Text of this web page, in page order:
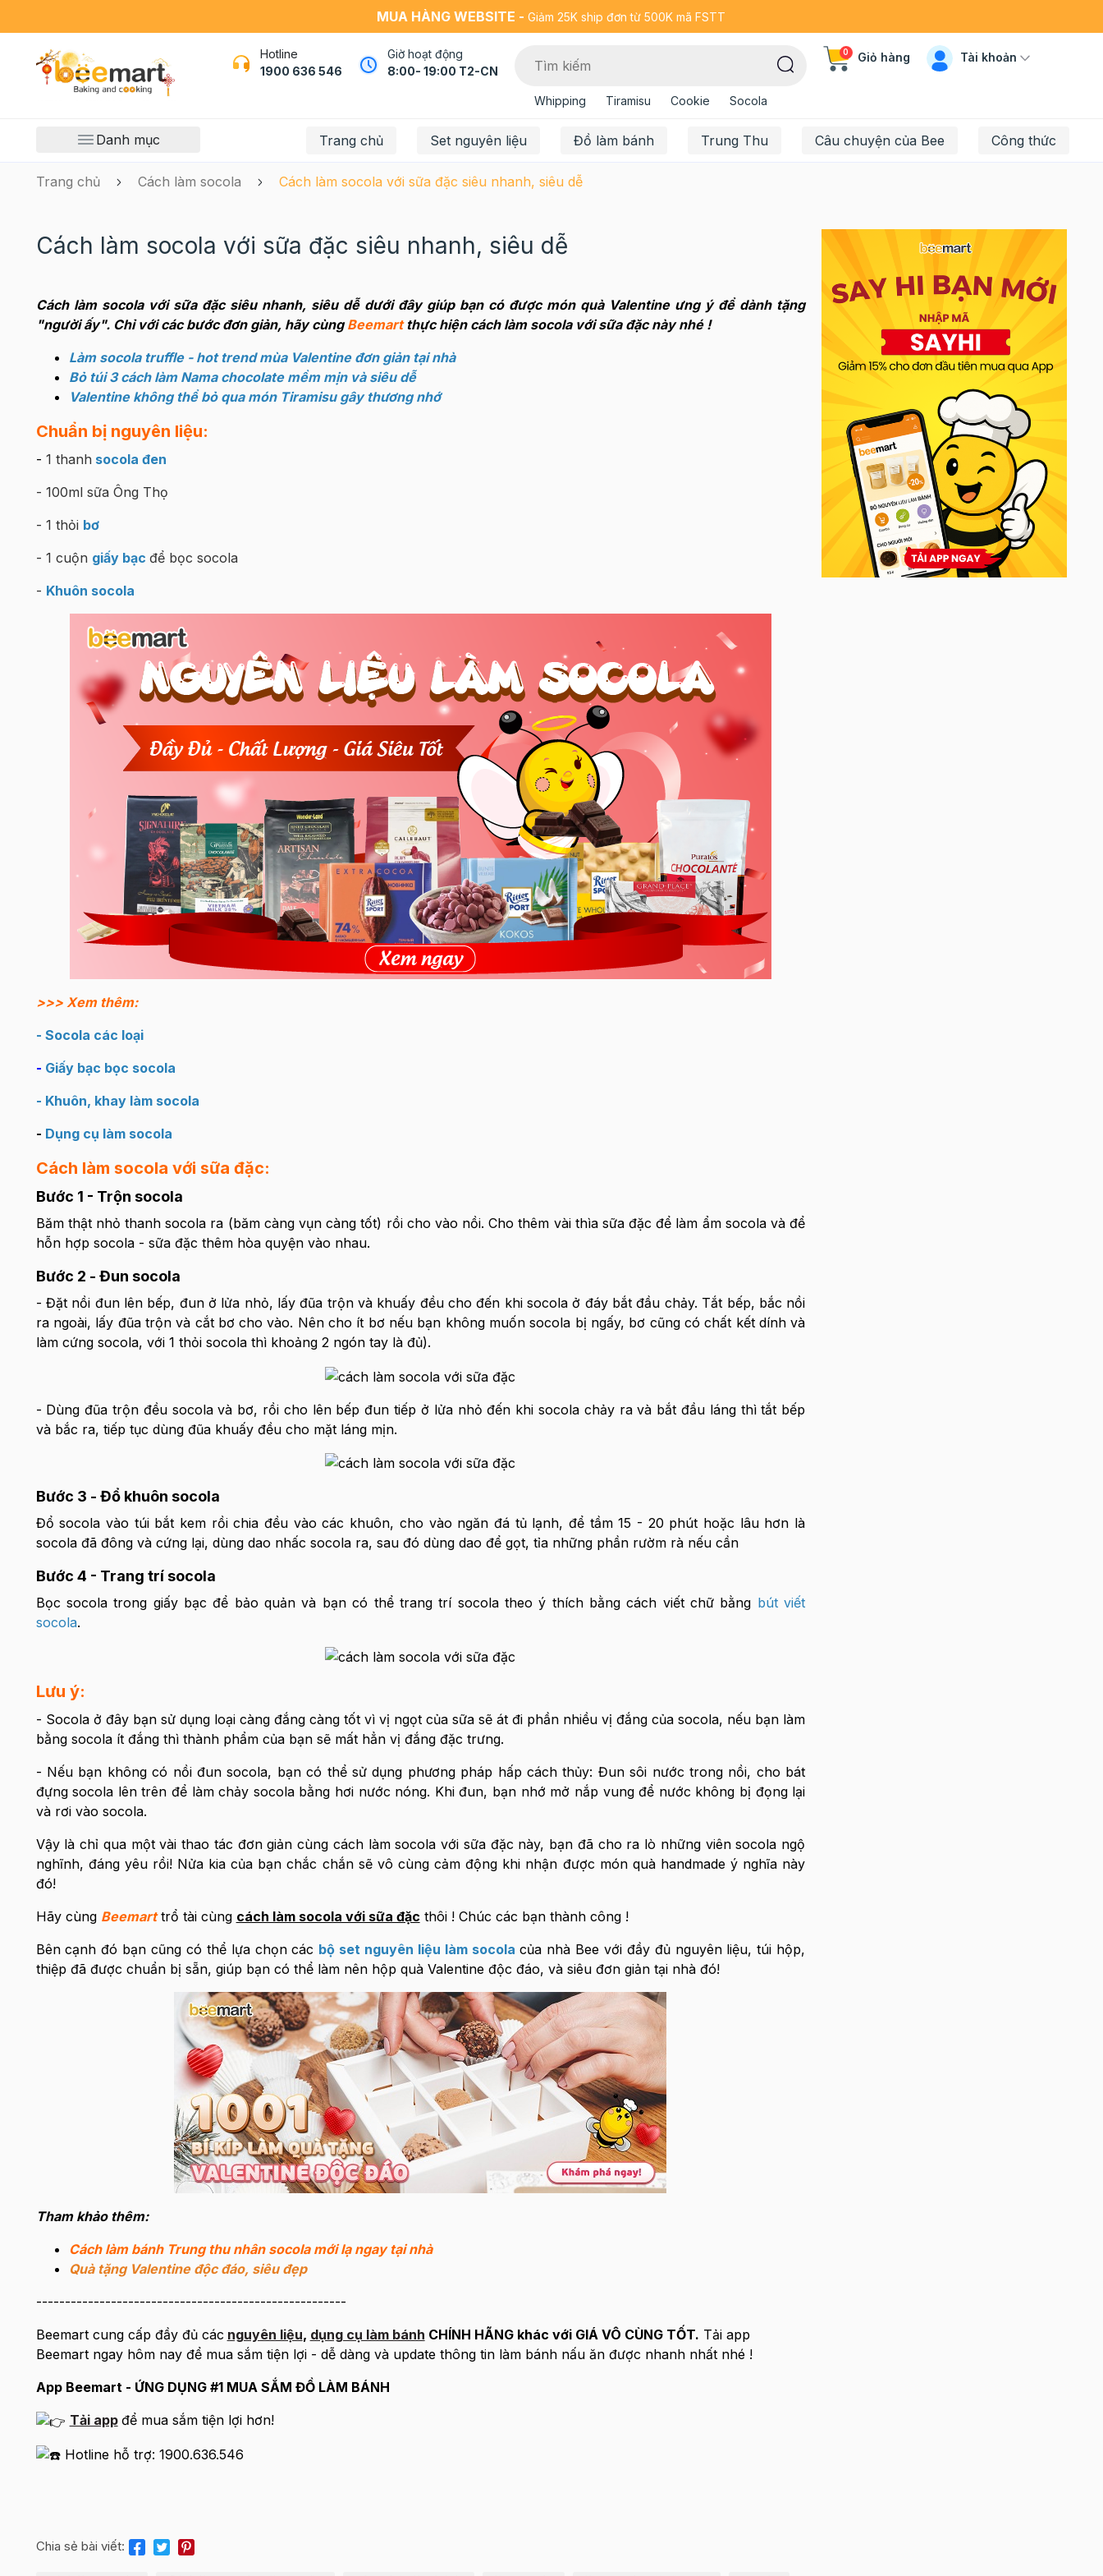
MUA HÀNG WEBSITE - Giảm 25K ship đơn từ 500K mã FSTT
Hotline
1900 636 546
Giờ hoạt động
8:00- 19:00 T2-CN
Whipping Tiramisu Cookie Socola
0 Giỏ hàng Tài khoản
Danh mục Trang chủ Set nguyên liệu Đồ làm bánh Trung Thu Câu chuyện của Bee Công thức
Trang chủ Cách làm socola Cách làm socola với sữa đặc siêu nhanh, siêu dễ
Cách làm socola với sữa đặc siêu nhanh, siêu dễ
Cách làm socola với sữa đặc siêu nhanh, siêu dễ dưới đây giúp bạn có được món quà Valentine ưng ý để dành tặng
"người ấy". Chỉ với các bước đơn giản, hãy cùngBeemartthực hiện cách làm socola với sữa đặc này nhé !
Làm socola truffle - hot trend mùa Valentine đơn giản tại nhà
Bỏ túi 3 cách làm Nama chocolate mềm mịn và siêu dễ
Valentine không thể bỏ qua món Tiramisu gây thương nhớ
Chuẩn bị nguyên liệu:
- 1 thanh socola đen
- 100ml sữa Ông Thọ
- 1 thỏi bơ
- 1 cuộn giấy bạc để bọc socola
- Khuôn socola
>>> Xem thêm:
- Socola các loại
- Giấy bạc bọc socola
- Khuôn, khay làm socola
- Dụng cụ làm socola
Cách làm socola với sữa đặc:
Bước 1 - Trộn socola
Băm thật nhỏ thanh socola ra (băm càng vụn càng tốt) rồi cho vào nồi. Cho thêm vài thìa sữa đặc để làm ẩm socola và để
hỗn hợp socola - sữa đặc thêm hòa quyện vào nhau.
Bước 2 - Đun socola
- Đặt nồi đun lên bếp, đun ở lửa nhỏ, lấy đũa trộn và khuấy đều cho đến khi socola ở đáy bắt đầu chảy. Tắt bếp, bắc nồi
ra ngoài, lấy đũa trộn và cắt bơ cho vào. Nên cho ít bơ nếu bạn không muốn socola bị ngấy, bơ cũng có chất kết dính và
làm cứng socola, với 1 thỏi socola thì khoảng 2 ngón tay là đủ).
- Dùng đũa trộn đều socola và bơ, rồi cho lên bếp đun tiếp ở lửa nhỏ đến khi socola chảy ra và bắt đầu láng thì tắt bếp
và bắc ra, tiếp tục dùng đũa khuấy đều cho mặt láng mịn.
Bước 3 - Đổ khuôn socola
Đổ socola vào túi bắt kem rồi chia đều vào các khuôn, cho vào ngăn đá tủ lạnh, để tầm 15 - 20 phút hoặc lâu hơn là
socola đã đông và cứng lại, dùng dao nhấc socola ra, sau đó dùng dao để gọt, tỉa những phần rườm rà nếu cần
Bước 4 - Trang trí socola
Bọc socola trong giấy bạc để bảo quản và bạn có thể trang trí socola theo ý thích bằng cách viết chữ bằng bút viết
socola.
Lưu ý:
- Socola ở đây bạn sử dụng loại càng đắng càng tốt vì vị ngọt của sữa sẽ át đi phần nhiều vị đắng của socola, nếu bạn làm
bằng socola ít đắng thì thành phẩm của bạn sẽ mất hẳn vị đắng đặc trưng.
- Nếu bạn không có nồi đun socola, bạn có thể sử dụng phương pháp hấp cách thủy: Đun sôi nước trong nồi, cho bát
đựng socola lên trên để làm chảy socola bằng hơi nước nóng. Khi đun, bạn nhớ mở nắp vung để nước không bị đọng lại
và rơi vào socola.
Vậy là chỉ qua một vài thao tác đơn giản cùng cách làm socola với sữa đặc này, bạn đã cho ra lò những viên socola ngộ
nghĩnh, đáng yêu rồi! Nửa kia của bạn chắc chắn sẽ vô cùng cảm động khi nhận được món quà handmade ý nghĩa này
đó!
Hãy cùng Beemart trổ tài cùng cách làm socola với sữa đặc thôi ! Chúc các bạn thành công !
Bên cạnh đó bạn cũng có thể lựa chọn các bộ set nguyên liệu làm socola của nhà Bee với đầy đủ nguyên liệu, túi hộp,
thiệp đã được chuẩn bị sẵn, giúp bạn có thể làm nên hộp quà Valentine độc đáo, và siêu đơn giản tại nhà đó!
Tham khảo thêm:
Cách làm bánh Trung thu nhân socola mới lạ ngay tại nhà
Quà tặng Valentine độc đáo, siêu đẹp
------------------------------------------------------
Beemart cung cấp đầy đủ các nguyên liệu, dụng cụ làm bánh CHÍNH HÃNG khác với GIÁ VÔ CÙNG TỐT. Tải app
Beemart ngay hôm nay để mua sắm tiện lợi - dễ dàng và update thông tin làm bánh nấu ăn được nhanh nhất nhé !
App Beemart - ỨNG DỤNG #1 MUA SẮM ĐỒ LÀM BÁNH
Tải app để mua sắm tiện lợi hơn!
Hotline hỗ trợ: 1900.636.546
Chia sẻ bài viết: